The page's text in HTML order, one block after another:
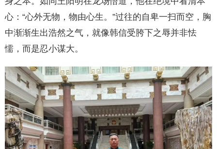
心：“心外无物，物由心生。”过往的自卑一扫而空，胸
中渐渐生出浩然之气，就像韩信受胯下之辱并非怯
懦，而是忍小谋大。